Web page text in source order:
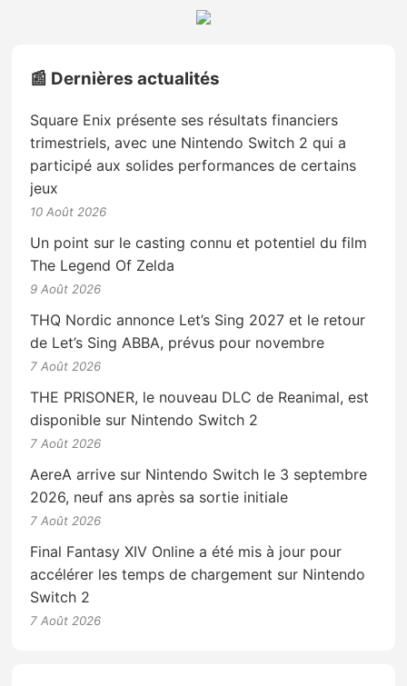
📰 Dernières actualités
Square Enix présente ses résultats financiers
trimestriels, avec une Nintendo Switch 2 qui a
participé aux solides performances de certains
jeux
10 Août 2026
Un point sur le casting connu et potentiel du film
The Legend Of Zelda
9 Août 2026
THQ Nordic annonce Let’s Sing 2027 et le retour
de Let’s Sing ABBA, prévus pour novembre
7 Août 2026
THE PRISONER, le nouveau DLC de Reanimal, est
disponible sur Nintendo Switch 2
7 Août 2026
AereA arrive sur Nintendo Switch le 3 septembre
2026, neuf ans après sa sortie initiale
7 Août 2026
Final Fantasy XIV Online a été mis à jour pour
accélérer les temps de chargement sur Nintendo
Switch 2
7 Août 2026